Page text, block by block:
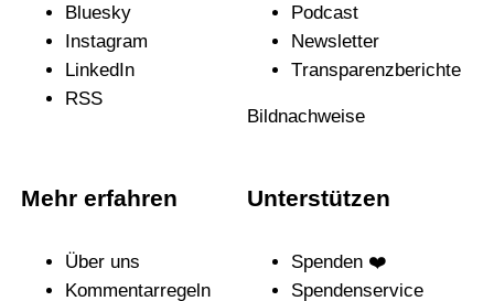
Bluesky
Instagram
LinkedIn
RSS
Podcast
News­letter
Trans­pa­renz­be­richte
Bildnachweise
Mehr erfahren
Über uns
Kommentarregeln
Unterstützen
Spenden ❤️
Spendenservice